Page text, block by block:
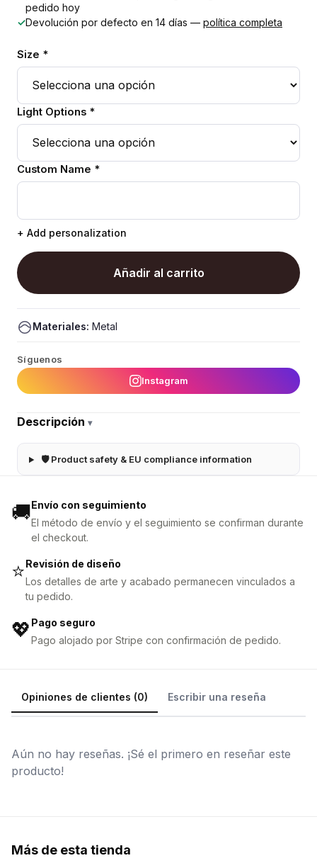
pedido hoy
✓Devolución por defecto en 14 días — política completa
Size *
Light Options *
Custom Name *
+ Add personalization
Añadir al carrito
Materiales: Metal
Síguenos
Instagram
Descripción ▾
🛡 Product safety & EU compliance information
🚚Envío con seguimiento
El método de envío y el seguimiento se confirman durante
el checkout.
⭐Revisión de diseño
Los detalles de arte y acabado permanecen vinculados a
tu pedido.
💖 Pago seguro
Pago alojado por Stripe con confirmación de pedido.
Opiniones de clientes (0) Escribir una reseña
Aún no hay reseñas. ¡Sé el primero en reseñar este
producto!
Más de esta tienda